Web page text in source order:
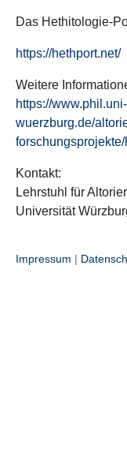
Das Hethitologie-
https://hethport.net/
Weitere
https://www.phil.uni-
wuerzburg.de/
Kontakt:
Lehrstuhl für
Universität
Impressum |